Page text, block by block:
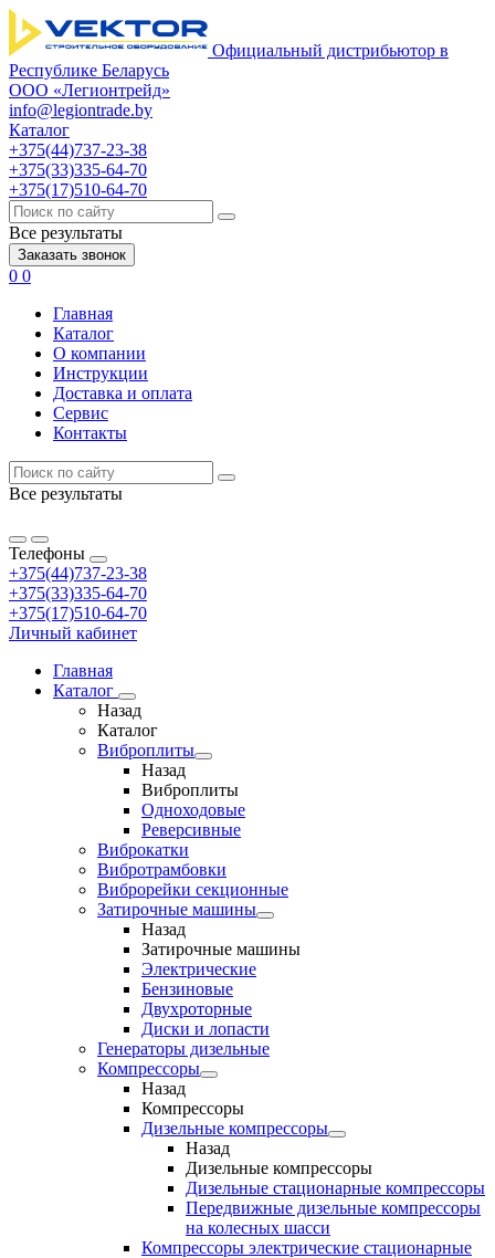
Официальный дистрибьютор в
Республике Беларусь
ООО «Легионтрейд»
info@legiontrade.by
Каталог
+375(44)737-23-38
+375(33)335-64-70
+375(17)510-64-70
Все результаты
Заказать звонок
0 0
Главная
Каталог
О компании
Инструкции
Доставка и оплата
Сервис
Контакты
Все результаты
Телефоны
+375(44)737-23-38
+375(33)335-64-70
+375(17)510-64-70
Личный кабинет
Главная
Каталог
Назад
Каталог
Виброплиты
Назад
Виброплиты
Одноходовые
Реверсивные
Виброкатки
Вибротрамбовки
Виброрейки секционные
Затирочные машины
Назад
Затирочные машины
Электрические
Бензиновые
Двухроторные
Диски и лопасти
Генераторы дизельные
Компрессоры
Назад
Компрессоры
Дизельные компрессоры
Назад
Дизельные компрессоры
Дизельные стационарные компрессоры
Передвижные дизельные компрессоры
на колесных шасси
Компрессоры электрические стационарные